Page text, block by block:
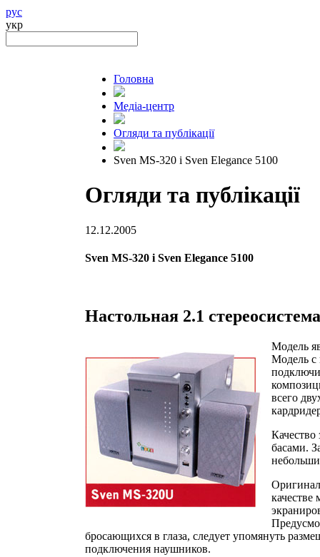
рус
укр
Головна
Медіа-центр
Огляди та публікації
Sven MS-320 і Sven Elegance 5100
Огляди та публікації
12.12.2005
Sven MS-320 і Sven Elegance 5100
Настольная 2.1
Модель
Модель с
всего
Качество
басами.
качестве
бросающихся в глаза, следует упомянуть
подключения наушников.